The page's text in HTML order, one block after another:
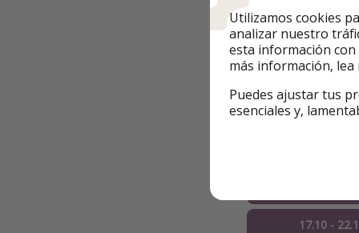
09.09 -
16.09 -
23.09 -
17.10 -
Utilizamos cookies
analizar nuestro
esta información con
más información, lea
Puedes ajustar tus
esenciales y,